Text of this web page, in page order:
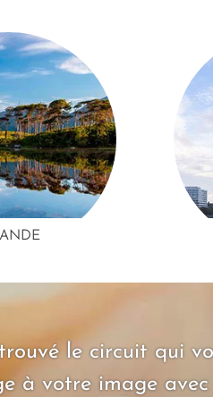
le circuit qui
à votre image avec